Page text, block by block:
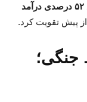
۵۲ درصدی درآمد
پیش تقویت کرد.
جنگی؛